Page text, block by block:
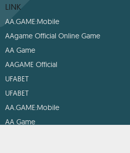
LINK
AA.GAME:Mobile
AAgame Official Online Game
AA Game
AAGAME Official
UFABET
UFABET
AA.GAME:Mobile
AA Game